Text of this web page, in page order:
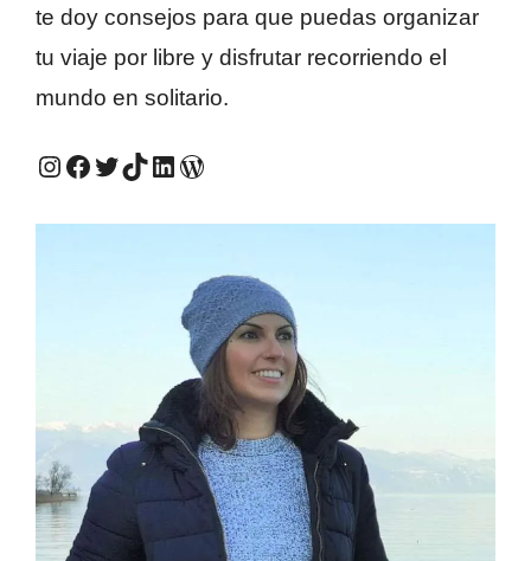
te doy consejos para que puedas organizar
tu viaje por libre y disfrutar recorriendo el
mundo en solitario.
Instagram #QuieroViajarSola Facebook #QuieroViajarSola Twitter #QuieroViajarSola TikTok #QuieroViajarSola LinkedIn #QuieroViajarSola Mi antiguo blog, Viajes e ideas